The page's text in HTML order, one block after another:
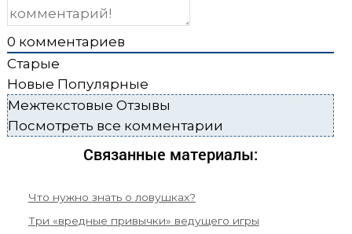
0 комментариев
Старые
Новые Популярные
Межтекстовые Отзывы
Посмотреть все комментарии
Связанные материалы:
Что нужно знать о ловушках?
Три «вредные привычки» ведущего игры